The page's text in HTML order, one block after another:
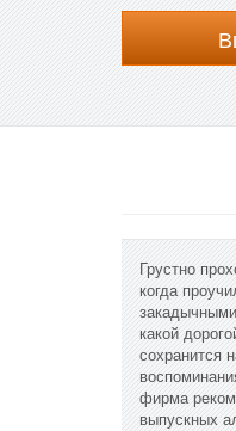
Грустно
когда
какой
сохранится
фирма
выпускных